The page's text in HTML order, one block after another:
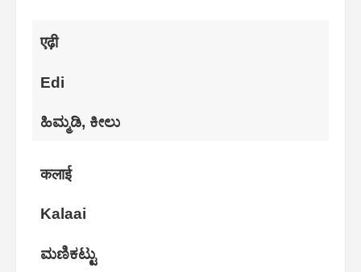
एढ़ी
Edi
ಹಿಮ್ಮಡಿ, ಕೀಲು
कलाई
Kalaai
ಮಣಿಕಟ್ಟು